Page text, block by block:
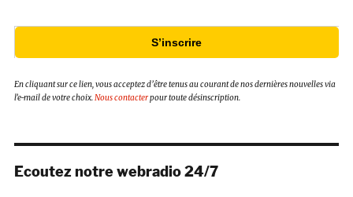
S’inscrire
En cliquant sur ce lien, vous acceptez d’être tenus au courant de nos dernières nouvelles via
l’e-mail de votre choix.Nous contacterpour toute désinscription.
Ecoutez notre webradio 24/7